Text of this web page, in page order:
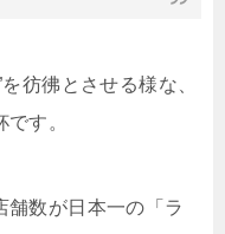
を彷彿とさせる様な、
す。
舗数が日本一の「ラ